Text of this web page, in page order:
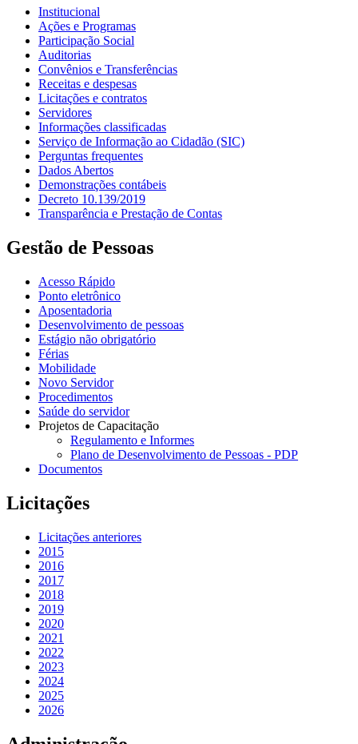
Institucional
Ações e Programas
Participação Social
Auditorias
Convênios e Transferências
Receitas e despesas
Licitações e contratos
Servidores
Informações classificadas
Serviço de Informação ao Cidadão (SIC)
Perguntas frequentes
Dados Abertos
Demonstrações contábeis
Decreto 10.139/2019
Transparência e Prestação de Contas
Gestão de Pessoas
Acesso Rápido
Ponto eletrônico
Aposentadoria
Desenvolvimento de pessoas
Estágio não obrigatório
Férias
Mobilidade
Novo Servidor
Procedimentos
Saúde do servidor
Projetos de Capacitação
Regulamento e Informes
Plano de Desenvolvimento de Pessoas - PDP
Documentos
Licitações
Licitações anteriores
2015
2016
2017
2018
2019
2020
2021
2022
2023
2024
2025
2026